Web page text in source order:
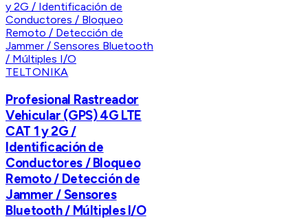
TELTONIKA
Profesional Rastreador
Vehicular (GPS) 4G LTE
CAT 1 y 2G /
Identificación de
Conductores / Bloqueo
Remoto / Detección de
Jammer / Sensores
Bluetooth / Múltiples I/O